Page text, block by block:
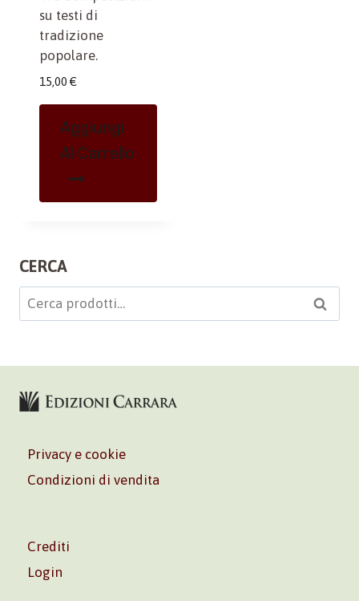
su testi di
tradizione
popolare.
15,00 €
Aggiungi
Al Carrello
CERCA
Cerca: Cerca
Privacy e cookie
Condizioni di vendita
Crediti
Login